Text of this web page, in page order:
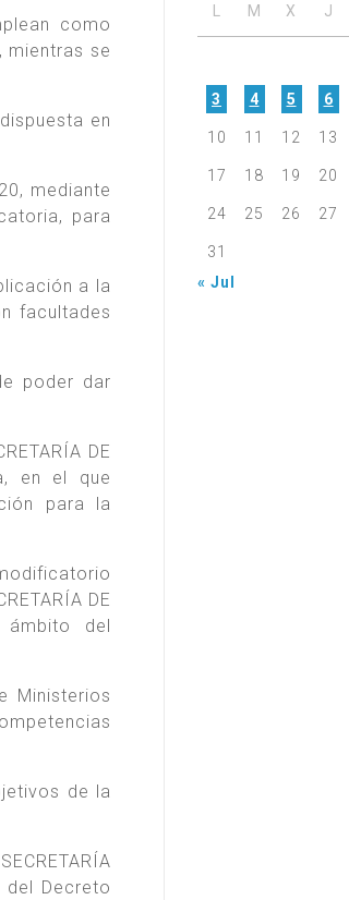
como
mientras se
en
mediante
para
a la
facultades
poder dar
DE
en el que
para la
DE
ámbito del
Ministerios
de la
del Decreto
M X J
3 4 5 6
10 11 12 13
17 18 19 20
24 25 26 27
31
« Jul